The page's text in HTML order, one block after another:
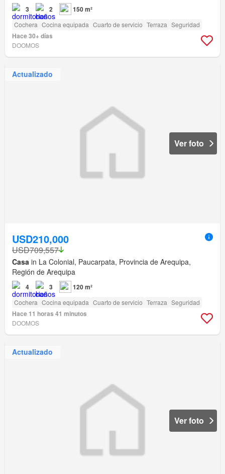
3 2 150 m²
Cochera Cocina equipada Cuarto de servicio Terraza Seguridad
Hace 30+ días
DOOMOS
Actualizado
Ver foto
USD210,000
USD709,557
Casa in La Colonial, Paucarpata, Provincia de Arequipa,
Región de Arequipa
4 3 120 m²
Cochera Cocina equipada Cuarto de servicio Terraza Seguridad
Hace 11 horas 41 minutos
DOOMOS
Actualizado
Ver foto